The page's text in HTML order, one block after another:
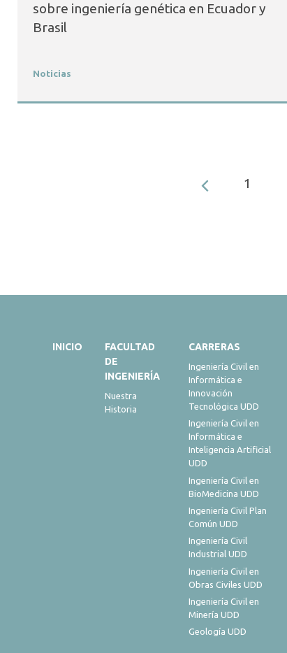
sobre ingeniería genética en Ecuador y
Brasil
Noticias
1
INICIO
FACULTAD
DE
INGENIERÍA
Nuestra
Historia
CARRERAS
Ingeniería Civil en
Informática e
Innovación
Tecnológica UDD
Ingeniería Civil en
Informática e
Inteligencia Artificial
UDD
Ingeniería Civil en
BioMedicina UDD
Ingeniería Civil Plan
Común UDD
Ingeniería Civil
Industrial UDD
Ingeniería Civil en
Obras Civiles UDD
Ingeniería Civil en
Minería UDD
Geología UDD